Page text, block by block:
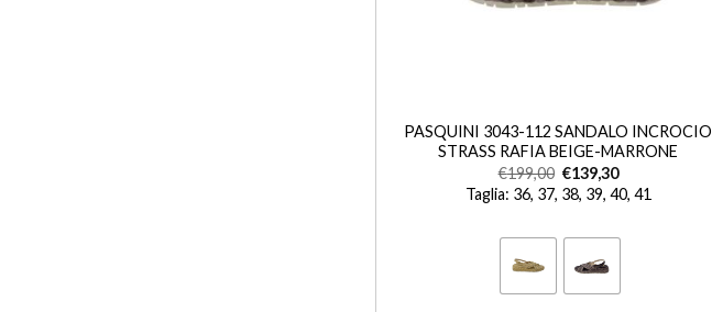
PASQUINI 3043-112 SANDALO INCROCIO
STRASS RAFIA BEIGE-MARRONE
€199,00 €139,30
Taglia: 36, 37, 38, 39, 40, 41